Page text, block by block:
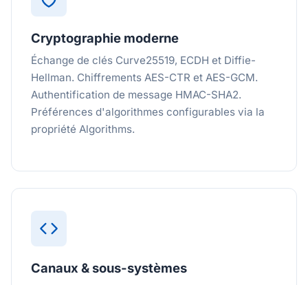
Cryptographie moderne
Échange de clés Curve25519, ECDH et Diffie-
Hellman. Chiffrements AES-CTR et AES-GCM.
Authentification de message HMAC-SHA2.
Préférences d'algorithmes configurables via la
propriété Algorithms.
Canaux & sous-systèmes